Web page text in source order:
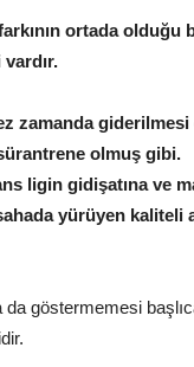
ortada
zamanda
olmuş gibi.
ligin gidişatına ve
yürüyen kaliteli
da göstermemesi